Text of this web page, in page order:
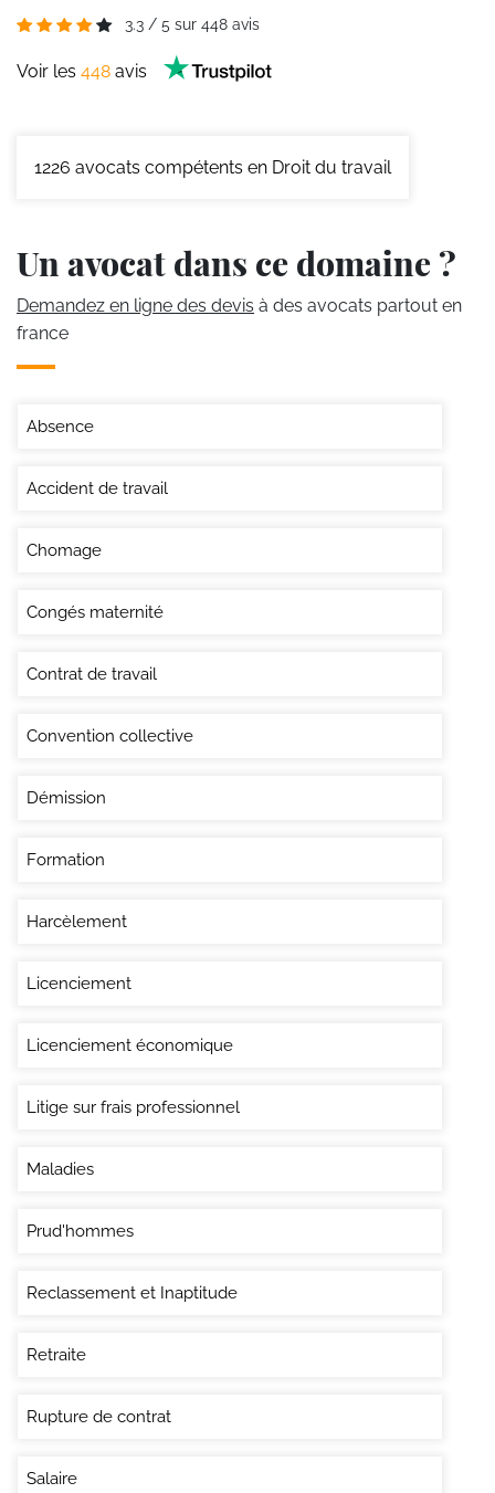
3.3 / 5 sur 448 avis
Voir les 448 avis
1226 avocats compétents en Droit du travail
Un avocat dans ce domaine ?
Demandez en ligne des devis à des avocats partout en
france
Absence
Accident de travail
Chomage
Congés maternité
Contrat de travail
Convention collective
Démission
Formation
Harcèlement
Licenciement
Licenciement économique
Litige sur frais professionnel
Maladies
Prud'hommes
Reclassement et Inaptitude
Retraite
Rupture de contrat
Salaire